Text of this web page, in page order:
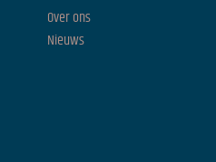
Over ons
Nieuws